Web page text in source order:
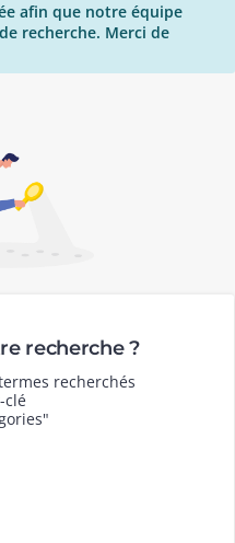
afin que notre équipe
recherche. Merci de
recherche ?
recherchés
clé